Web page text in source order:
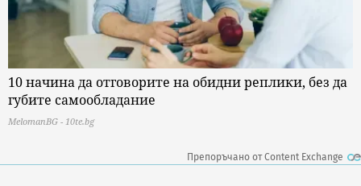
10 начина да отговорите на обидни реплики, без да
губите самообладание
MelomanBG - 10te.bg
Препоръчано от Content Exchange